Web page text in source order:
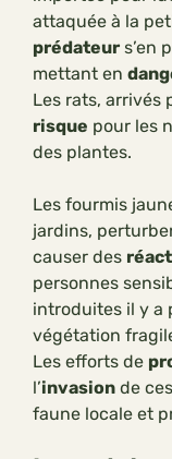
attaquée à la
prédateur s’en
mettant en
Les rats, arrivés
risque pour les
des plantes.
Les fourmis
jardins,
causer des
personnes
introduites il y a
végétation
Les efforts de
l’invasion de ces
faune locale et